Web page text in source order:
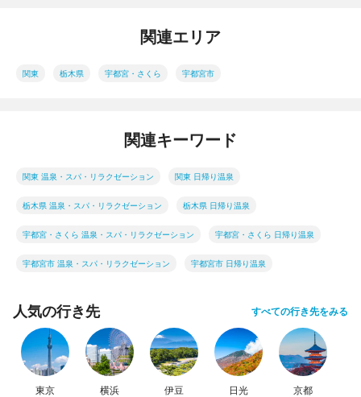
関連エリア
関東 栃木県 宇都宮・さくら 宇都宮市
関連キーワード
関東 温泉・スパ・リラクゼーション 関東 日帰り温泉
栃木県 温泉・スパ・リラクゼーション 栃木県 日帰り温泉
宇都宮・さくら 温泉・スパ・リラクゼーション 宇都宮・さくら 日帰り温泉
宇都宮市 温泉・スパ・リラクゼーション 宇都宮市 日帰り温泉
人気の行き先 すべての行き先をみる
東京 横浜 伊豆 日光 京都